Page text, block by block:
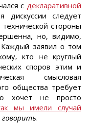
с декларативной
дискуссии следует
стороны
но, видимо,
заявил о том
кто не круглый
споров этим и
смысловая
общества требует
хочет не просто
мы имели случай
говорить.